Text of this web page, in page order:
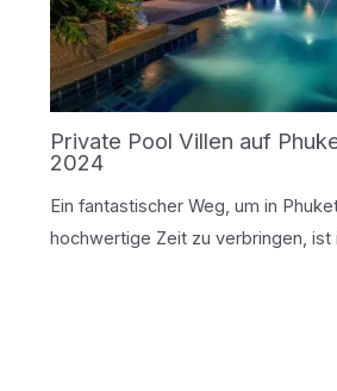
Private Pool Villen auf
2024
Ein fantastischer Weg, um in
hochwertige Zeit zu verbringen, ist